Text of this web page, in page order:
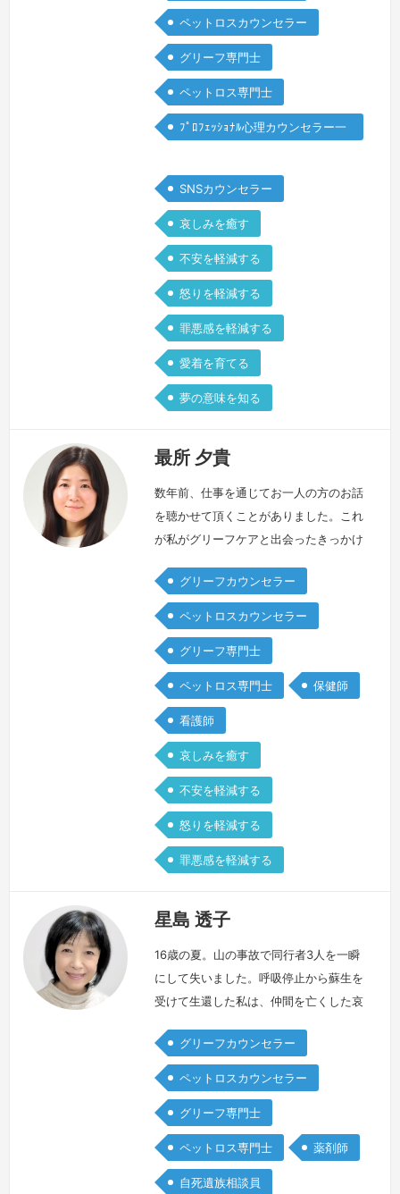
私はどこか安堵も覚えました。後にグリ
ーフケアを学ぶ中で、父の飲酒の背景に
は生後2ヶ月で長女を失った深い哀しみ
や、夫婦としての葛藤があったのだと理
解する事ができました。大切な存在を亡
くした時、お一人おひとりが抱える想い
ペットロスカウンセラー
グリーフ専門士
ペットロス専門士
ﾌﾟﾛﾌｪｯｼｮﾅﾙ心理カウンセラー一
SNSカウンセラー
哀しみを癒す
不安を軽減する
怒りを軽減する
罪悪感を軽減する
愛着を育てる
夢の意味を知る
最所 夕貴
数年前、仕事を通じてお一人の方のお話
を聴かせて頂くことがありました。これ
が私がグリーフケアと出会ったきっかけ
思っていたものの、実際には、その方が
抱えていらっしゃる哀しみを知り、何も
できずただその場にいることしかできま
せんでした。その経験をきっかけにグリ
ーフケアを学び始めました。グリーフケ
アを学んで分かったことは〇大切な存在
を失った哀しみは、お一人一人違う、特
別な… 続きを見る »
グリーフカウンセラー
ペットロスカウンセラー
グリーフ専門士
ペットロス専門士 保健師
看護師
哀しみを癒す
不安を軽減する
怒りを軽減する
罪悪感を軽減する
星島 透子
16歳の夏。山の事故で同行者3人を一瞬
にして失いました。呼吸停止から蘇生を
受けて生還した私は、仲間を亡くした哀
を抱えることに。事故前後の記憶を失く
してしまった混乱の中で、何が生死を分
けたのか、なぜ私が生かされたのかと、
答えの出ない問いを繰り返しました。
両親は若くして他界し、後年、息子が
事故で帰らぬ人となりました。息をする
ことことすら苦しい絶望の中でグリーフ
グリーフカウンセラー
ペットロスカウンセラー
グリーフ専門士
ペットロス専門士 薬剤師
自死遺族相談員